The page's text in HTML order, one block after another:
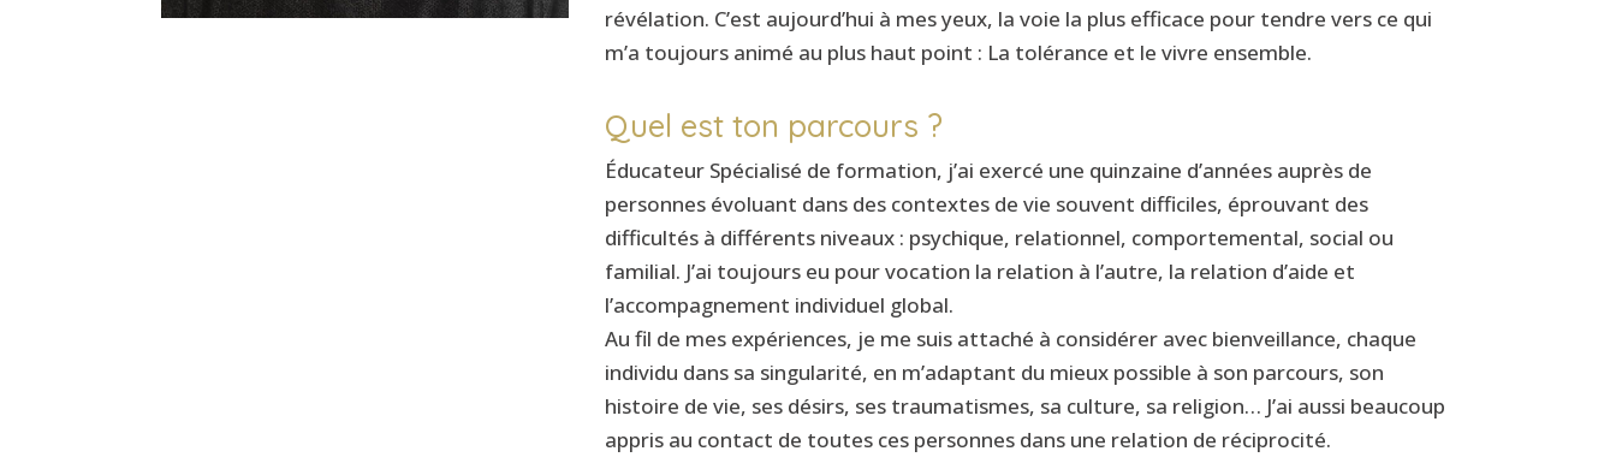
révélation. C’est aujourd’hui à mes yeux, la voie la plus efficace pour tendre vers ce qui
m’a toujours animé au plus haut point : La tolérance et le vivre ensemble.
Quel est ton parcours ?
Éducateur Spécialisé de formation, j’ai exercé une quinzaine d’années auprès de
personnes évoluant dans des contextes de vie souvent difficiles, éprouvant des
difficultés à différents niveaux : psychique, relationnel, comportemental, social ou
familial. J’ai toujours eu pour vocation la relation à l’autre, la relation d’aide et
l’accompagnement individuel global.
Au fil de mes expériences, je me suis attaché à considérer avec bienveillance, chaque
individu dans sa singularité, en m’adaptant du mieux possible à son parcours, son
histoire de vie, ses désirs, ses traumatismes, sa culture, sa religion… J’ai aussi beaucoup
appris au contact de toutes ces personnes dans une relation de réciprocité.